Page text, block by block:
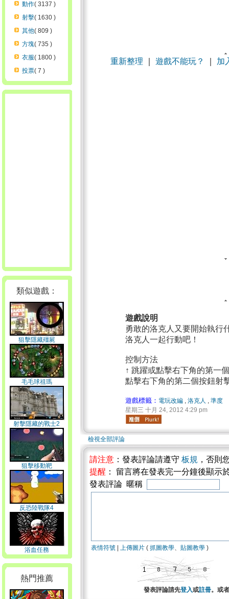
動作( 3137 )
射擊( 1630 )
其他( 809 )
方塊( 735 )
衣服( 1800 )
投票( 7 )
類似遊戲：
狙擊隱藏殭屍
毛毛球祖瑪
射擊隱藏的戰士2
狙擊移動靶
反恐陸戰隊4
浴血任務
熱門推薦
重新整理 遊戲不能玩？ 加
遊戲說明
勇敢的洛克人又要開始執行
洛克人一起行動吧！
控制方法
↑ 跳躍或點擊右下角的第一
點擊右下角的第二個按鈕射
遊戲標籤： 電玩改編 ,洛克人 ,準度
星期三 十月 24, 2012 4:29 pm
檢視全部評論
請注意 ：發表評論請遵守 板規 ，否則
提醒 ： 留言將在發表完一分鐘後顯示
發表評論 暱稱
表情符號 上傳圖片 ( 抓圖教學、 貼圖教學 )
發表評論請先登入或註冊。或